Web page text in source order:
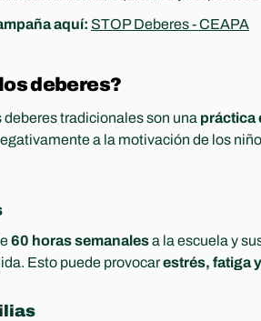
aquí: STOP Deberes - CEAPA
deberes?
tradicionales son una práctica
a la motivación de los
60 horas semanales a la escuela y
Esto puede provocar estrés, fatiga